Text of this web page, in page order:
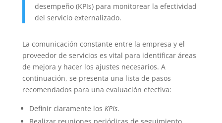
desempeño (KPIs) para monitorear la efectividad
del servicio externalizado.
La comunicación constante entre la empresa y el
proveedor de servicios es vital para identificar áreas
de mejora y hacer los ajustes necesarios. A
continuación, se presenta una lista de pasos
recomendados para una evaluación efectiva:
Definir claramente los KPIs.
Realizar reuniones periódicas de seguimiento.